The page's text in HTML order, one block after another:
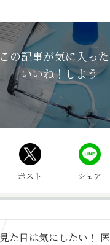
この記事が気に入っ
いいね！しよう
ポスト シェア
気にしたい！ 医師・和田秀樹先